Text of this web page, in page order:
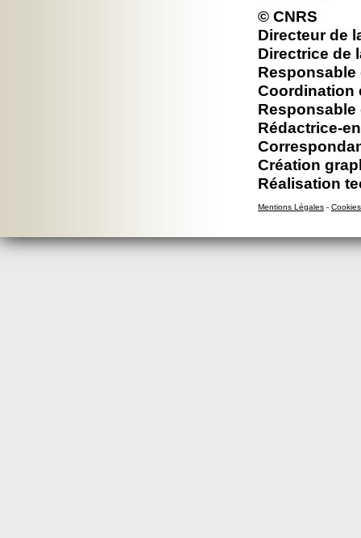
© CNRS
Directeur de
Directrice de
Coordination
Rédactrice-
Création
Réalisation
Mentions Légales - Cookies